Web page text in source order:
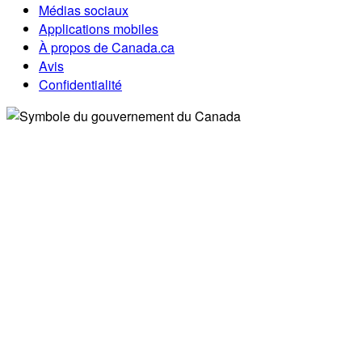
Médias sociaux
Applications mobiles
À propos de Canada.ca
Avis
Confidentialité